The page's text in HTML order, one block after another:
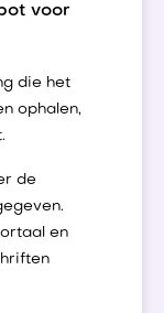
voor
die het
ophalen,
de
en